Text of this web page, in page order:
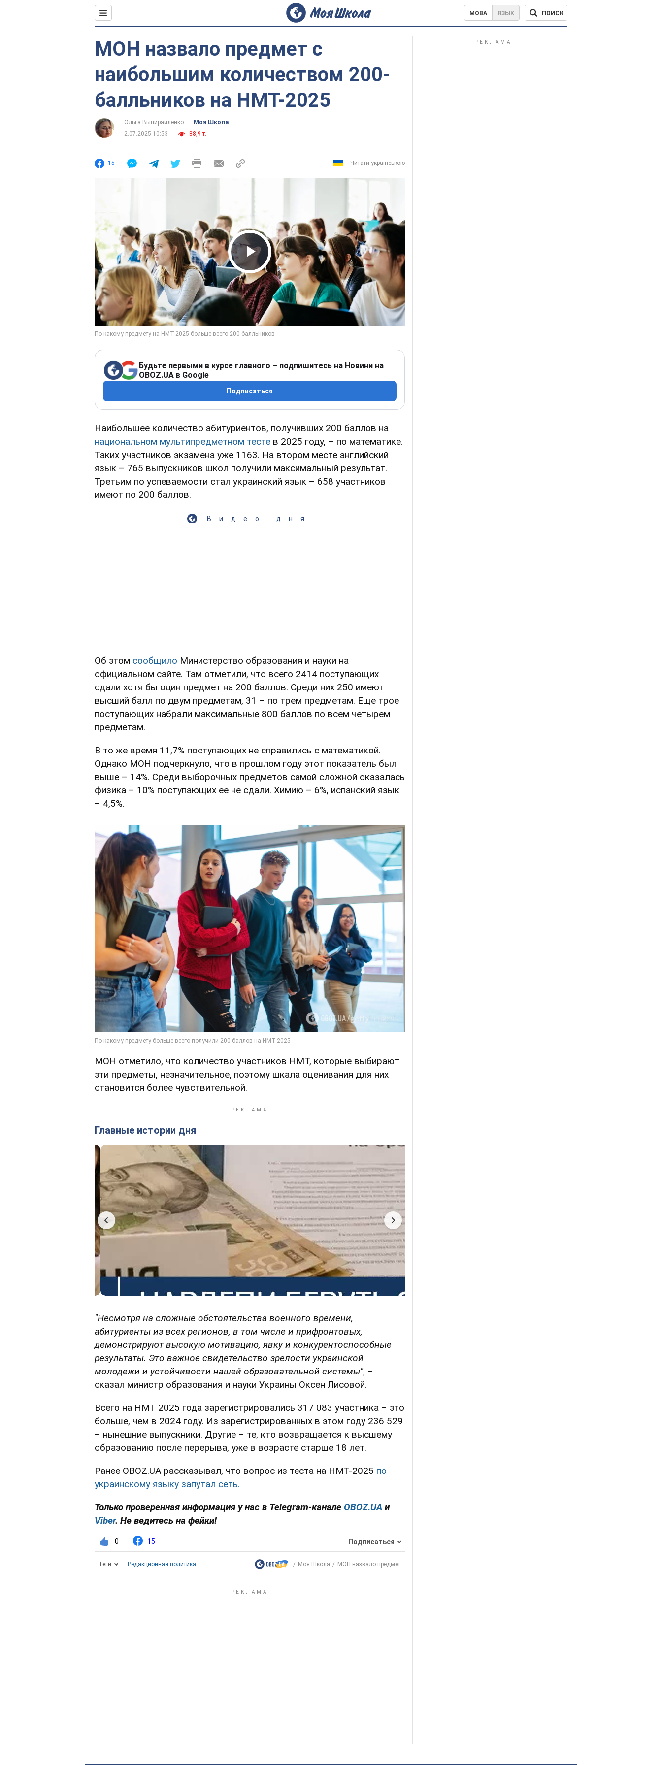
МОВА ЯЗЫК ПОИСК
МОН назвало предмет с
наибольшим количеством 200-
балльников на НМТ-2025
Ольга Выпирайленко
Моя Школа
2.07.2025 10:53
88,9 т.
15 Читати українською
Play Video
Будьте первыми в курсе главного – подпишитесь на Новини на
OBOZ.UA в Google
Подписаться
Наибольшее количество абитуриентов, получивших 200 баллов на
национальном мультипредметном тесте в 2025 году, – по математике.
Таких участников экзамена уже 1163. На втором месте английский
язык – 765 выпускников школ получили максимальный результат.
Третьим по успеваемости стал украинский язык – 658 участников
имеют по 200 баллов.
Видео дня
Об этом сообщило Министерство образования и науки на
официальном сайте. Там отметили, что всего 2414 поступающих
сдали хотя бы один предмет на 200 баллов. Среди них 250 имеют
высший балл по двум предметам, 31 – по трем предметам. Еще трое
поступающих набрали максимальные 800 баллов по всем четырем
предметам.
В то же время 11,7% поступающих не справились с математикой.
Однако МОН подчеркнуло, что в прошлом году этот показатель был
выше – 14%. Среди выборочных предметов самой сложной оказалась
физика – 10% поступающих ее не сдали. Химию – 6%, испанский язык
– 4,5%.
МОН отметило, что количество участников НМТ, которые выбирают
эти предметы, незначительное, поэтому шкала оценивания для них
становится более чувствительной.
Главные истории дня
"Несмотря на сложные обстоятельства военного времени,
абитуриенты из всех регионов, в том числе и прифронтовых,
демонстрируют высокую мотивацию, явку и конкурентоспособные
результаты. Это важное свидетельство зрелости украинской
молодежи и устойчивости нашей образовательной системы", –
сказал министр образования и науки Украины Оксен Лисовой.
Всего на НМТ 2025 года зарегистрировались 317 083 участника – это
больше, чем в 2024 году. Из зарегистрированных в этом году 236 529
– нынешние выпускники. Другие – те, кто возвращается к высшему
образованию после перерыва, уже в возрасте старше 18 лет.
Ранее OBOZ.UA рассказывал, что вопрос из теста на НМТ-2025 по
украинскому языку запутал сеть.
Только проверенная информация у нас в Telegram-канале OBOZ.UA и
Viber. Не ведитесь на фейки!
0 15 Подписаться
Теги Редакционная политика Моя Школа МОН назвало предмет...